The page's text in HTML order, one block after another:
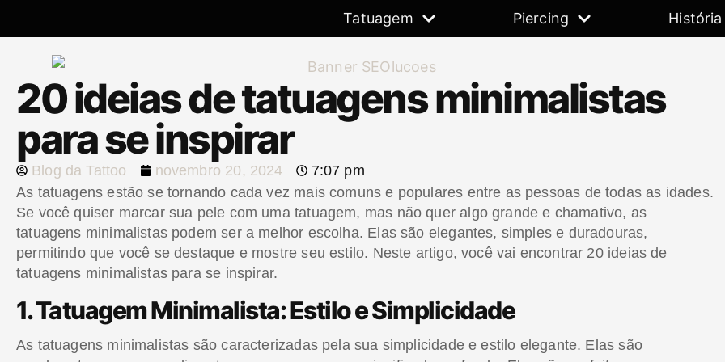
Tatuagem Piercing História
20 ideias de tatuagens minimalistas
para se inspirar
Blog da Tattoo novembro 20, 2024
7:07 pm
As tatuagens estão se tornando cada vez mais comuns e populares entre as pessoas de todas as idades.
Se você quiser marcar sua pele com uma tatuagem, mas não quer algo grande e chamativo, as
tatuagens minimalistas podem ser a melhor escolha. Elas são elegantes, simples e duradouras,
permitindo que você se destaque e mostre seu estilo. Neste artigo, você vai encontrar 20 ideias de
tatuagens minimalistas para se inspirar.
1. Tatuagem Minimalista: Estilo e Simplicidade
As tatuagens minimalistas são caracterizadas pela sua simplicidade e estilo elegante. Elas são